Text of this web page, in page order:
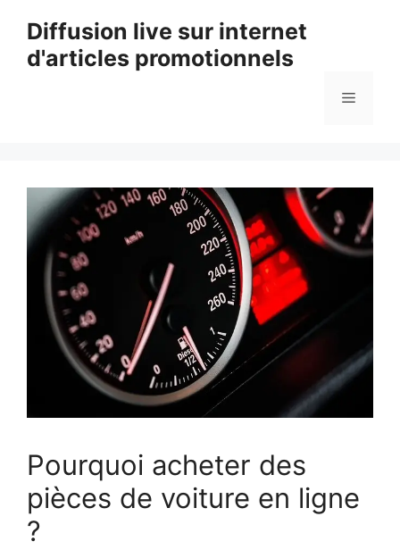
contenu
Diffusion live sur internet
d'articles promotionnels
Menu
Pourquoi acheter des
pièces de voiture en ligne
?